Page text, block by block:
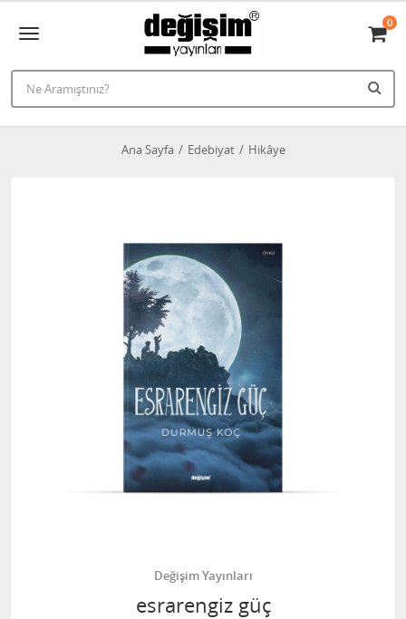
0
Ana Sayfa Edebiyat Hikâye
Değişim Yayınları
esrarengiz güç